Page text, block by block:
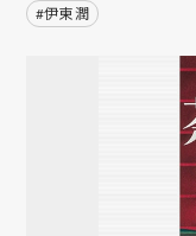
#伊東 潤